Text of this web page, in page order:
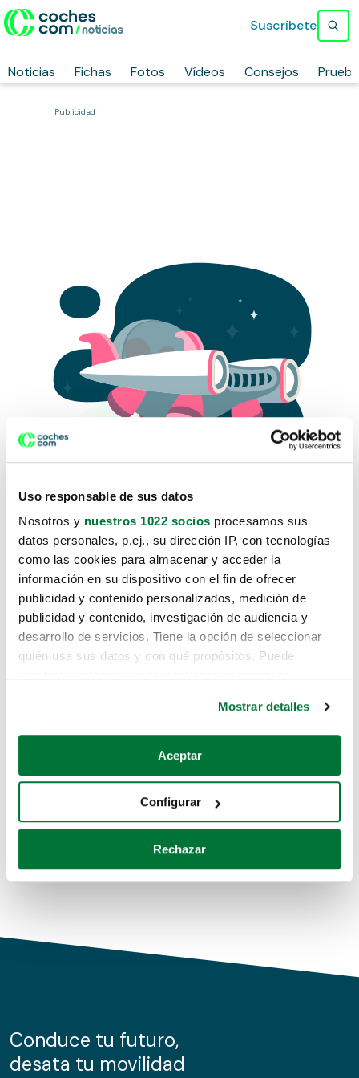
Uso responsable de sus datos
Nosotros y nuestros 1022 socios procesamos sus
datos personales, p.ej., su dirección IP, con tecnologías
como las cookies para almacenar y acceder la
información en su dispositivo con el fin de ofrecer
publicidad y contenido personalizados, medición de
publicidad y contenido, investigación de audiencia y
desarrollo de servicios. Tiene la opción de seleccionar
quién usa sus datos y con qué propósitos. Puede
Si lo permite, también quisiéramos:
Recopilar información sobre su ubicación geográfica
Identificar su dispositivo analizándolo activamente
para buscar características específicas (huellas
Obtenga más información sobre cómo se procesan sus
de cookies.
información sobre el uso que haga del sitio web con
nuestros partners de redes sociales, publicidad y análisis
Mostrar detalles
Aceptar
Configurar
Rechazar
Noticias Fichas Fotos Vídeos Consejos
Suscríbete
Publicidad
Lo sentimos, no sabemos como
te hemos traido hasta aquí.
Pero puedes encontrar el coche que estás
buscando en alguno de estos enlaces:
Coches de segunda mano
Coches de km0
Conduce tu futuro,
desata tu movilidad